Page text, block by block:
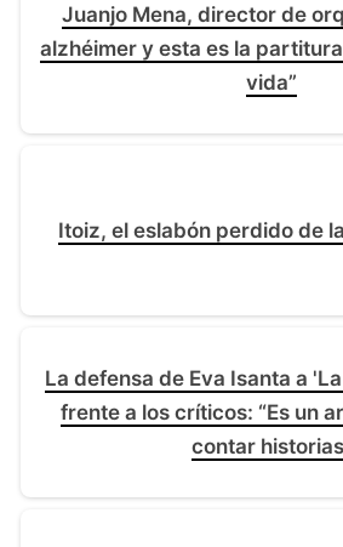
Juanjo Mena, director de
alzhéimer y esta es la
vida”
Itoiz, el eslabón perdido de
La defensa de Eva Isanta a
frente a los críticos: “Es un
contar